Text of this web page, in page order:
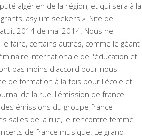
algérien de la région, et qui sera à la
asylum seekers ». Site de
2014 de mai 2014. Nous ne
faire, certains autres, comme le géant
internationale de l'éducation et
pas moins d'accord pour nous
de formation à la fois pour l'école et
de la rue, l'émission de france
émissions du groupe france
salles de la rue, le rencontre femme
de france musique. Le grand